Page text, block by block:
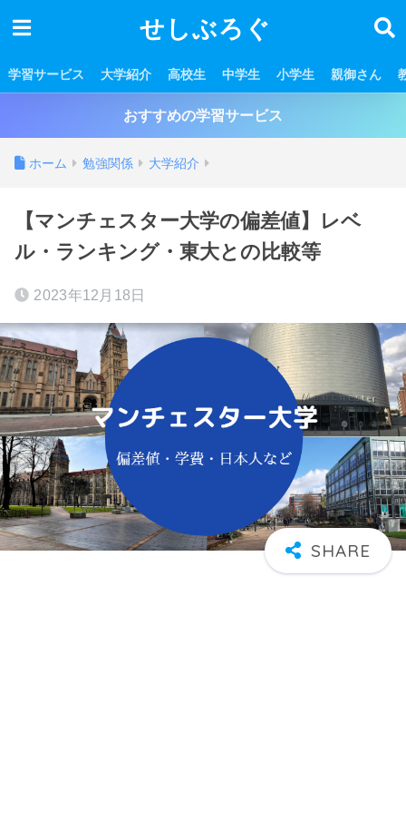
せしぶろぐ
学習サービス 大学紹介 高校生 中学生 小学生 親御さん
おすすめの学習サービス
ホーム 勉強関係 大学紹介
【マンチェスター大学の偏差値】レベ
ル・ランキング・東大との比較等
2023年12月18日